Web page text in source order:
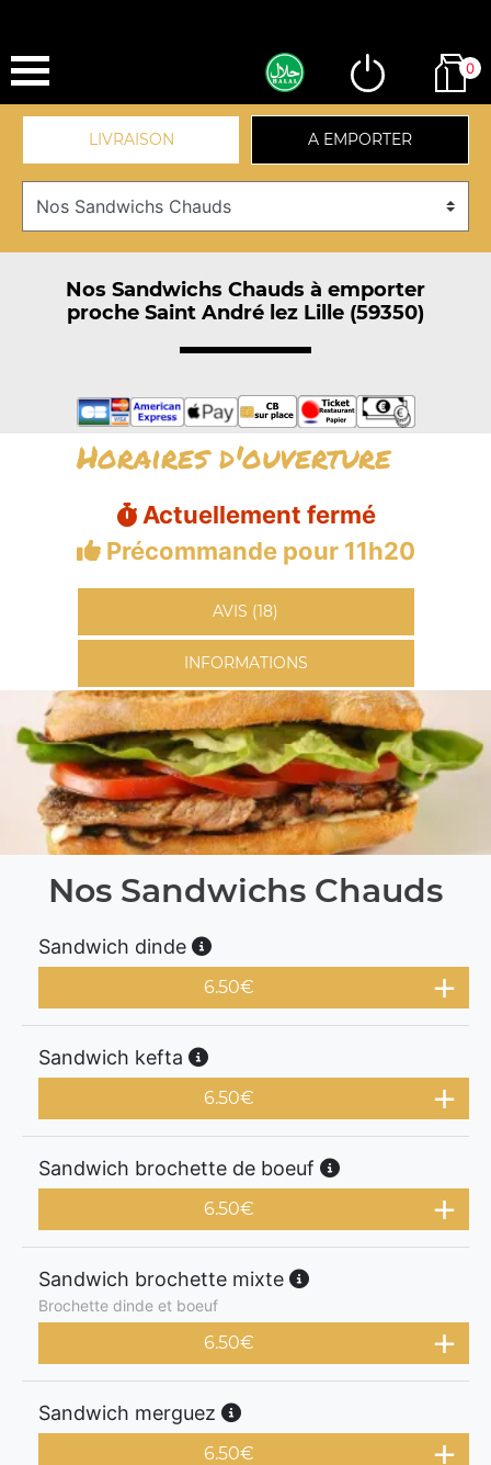
0
LIVRAISON A EMPORTER
Nos Sandwichs Chauds à emporter
proche Saint André lez Lille (59350)
Horaires d'ouverture
Actuellement fermé
Précommande pour 11h20
AVIS (18)
INFORMATIONS
Nos Sandwichs Chauds
Sandwich dinde
6.50€
Sandwich kefta
6.50€
Sandwich brochette de boeuf
6.50€
Sandwich brochette mixte
Brochette dinde et boeuf
6.50€
Sandwich merguez
6.50€